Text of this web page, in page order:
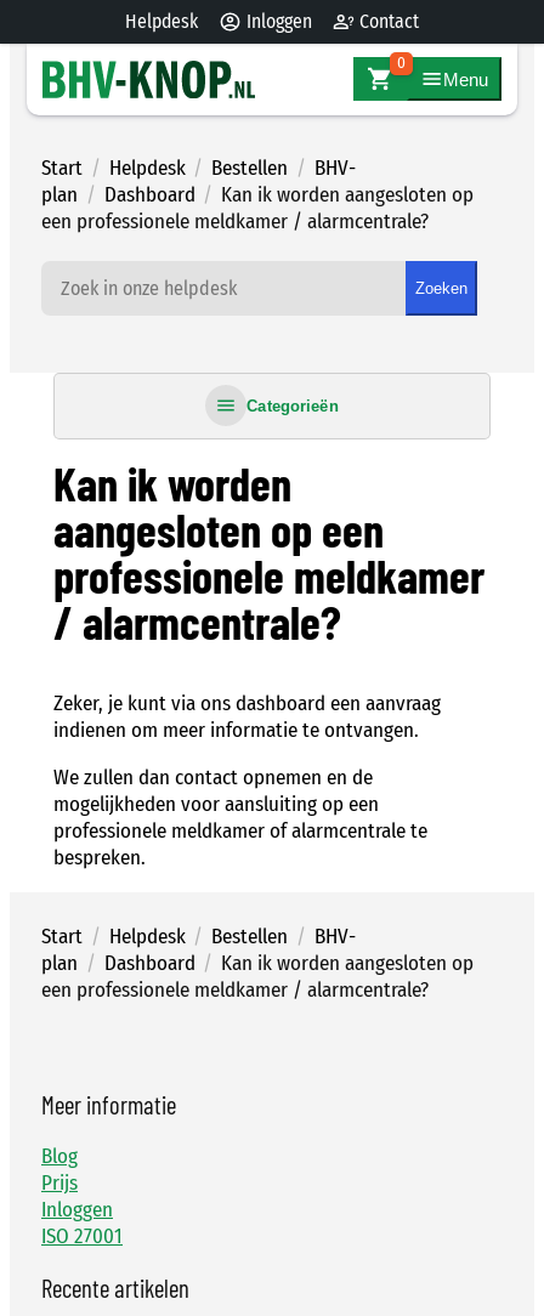
naar
inhoud
Helpdesk Inloggen Contact
0
Menu
Start / Helpdesk / Bestellen / BHV-
plan / Dashboard / Kan ik worden aangesloten op
een professionele meldkamer / alarmcentrale?
Zoeken
Categorieën
Kan ik worden
aangesloten op een
professionele meldkamer
/ alarmcentrale?
Zeker, je kunt via ons dashboard een aanvraag
indienen om meer informatie te ontvangen.
We zullen dan contact opnemen en de
mogelijkheden voor aansluiting op een
professionele meldkamer of alarmcentrale te
bespreken.
Start / Helpdesk / Bestellen / BHV-
plan / Dashboard / Kan ik worden aangesloten op
een professionele meldkamer / alarmcentrale?
Meer informatie
Blog
Prijs
Inloggen
ISO 27001
Recente artikelen